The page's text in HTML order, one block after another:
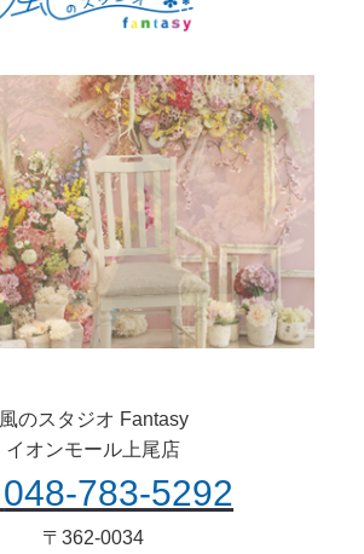
風のスタジオ Fantasy
イオンモール上尾店
048-783-5292
〒 362-0034